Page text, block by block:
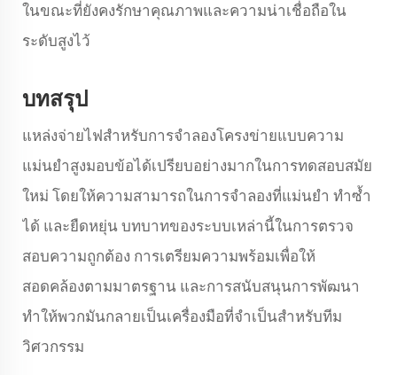
ในขณะที่ยังคงรักษาคุณภาพและความน่าเชื่อถือใน
ระดับสูงไว้
บทสรุป
แหล่งจ่ายไฟสำหรับการจำลองโครงข่ายแบบความ
แม่นยำสูงมอบข้อได้เปรียบอย่างมากในการทดสอบสมัย
ใหม่ โดยให้ความสามารถในการจำลองที่แม่นยำ ทำซ้ำ
ได้ และยืดหยุ่น บทบาทของระบบเหล่านี้ในการตรวจ
สอบความถูกต้อง การเตรียมความพร้อมเพื่อให้
สอดคล้องตามมาตรฐาน และการสนับสนุนการพัฒนา
ทำให้พวกมันกลายเป็นเครื่องมือที่จำเป็นสำหรับทีม
วิศวกรรม